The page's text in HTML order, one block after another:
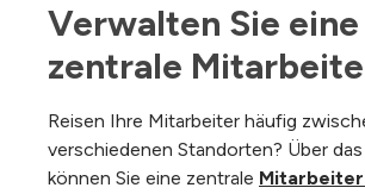
Verwalten Sie eine
zentrale
Reisen Ihre Mitarbeiter häufig
verschiedenen Standorten? Über
können Sie eine zentrale